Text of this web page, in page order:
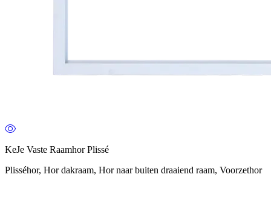
KeJe Vaste Raamhor Plissé
Plisséhor, Hor dakraam, Hor naar buiten draaiend raam, Voorzethor